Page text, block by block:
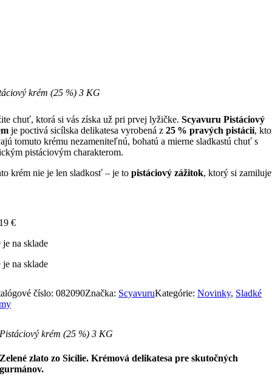
krém (25 %) 3 KG
chuť, ktorá si vás získa už pri prvej lyžičke. Scyavuru Pistáciový
je poctivá sicílska delikatesa vyrobená z 25 % pravých pistácií,
tomuto krému nezameniteľnú, bohatú a mierne sladkastú chuť s
pistáciovým charakterom.
krém nie je len sladkosť – je to pistáciový zážitok, ktorý si
€
je na sklade
je na sklade
číslo: 082090Značka: ScyavuruKategórie: Novinky, Sladké
Pistáciový krém (25 %) 3 KG
Zelené zlato zo Sicílie. Krémová delikatesa pre skutočných
gurmánov.